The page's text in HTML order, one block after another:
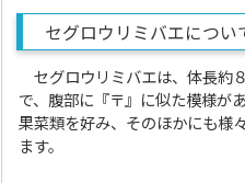
セグロウリミバエについ
セグロウリミバエは、体長約
で、腹部に『〒』に似た模様が
果菜類を好み、そのほかにも様
ます。